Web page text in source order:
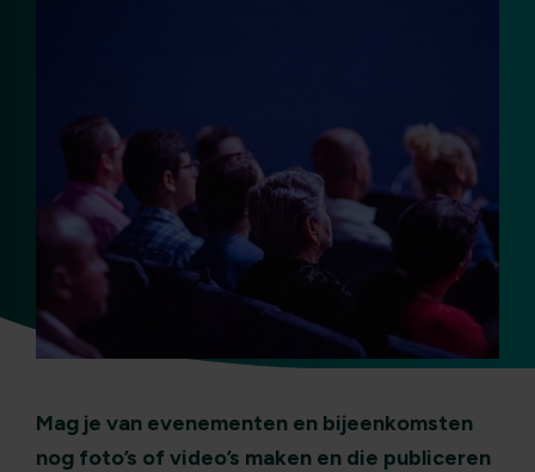
Mag je van evenementen en bijeenkomsten
nog foto’s of video’s maken en die publiceren